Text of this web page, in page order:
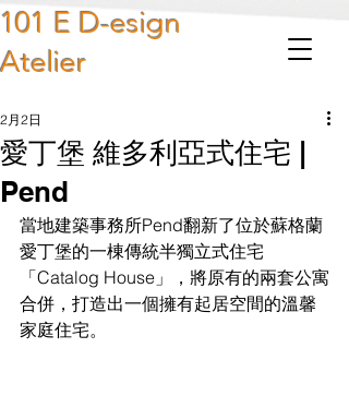
101 E D-esign
Atelier
愛丁堡 維多利亞式住宅 |
Pend
2月2日
當地建築事務所Pend翻新了位於蘇格蘭
愛丁堡的一棟傳統半獨立式住宅
「Catalog House」，將原有的兩套公寓
合併，打造出一個擁有起居空間的溫馨
家庭住宅。